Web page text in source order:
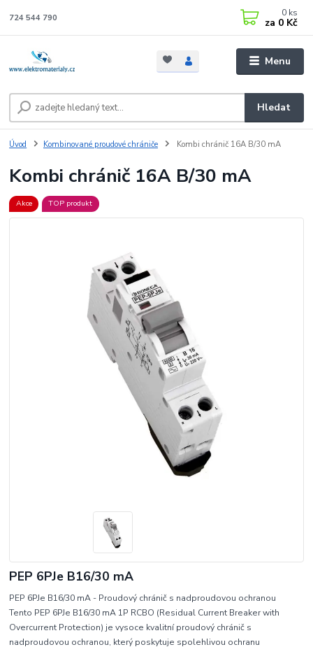
Menu
Hledat
724 544 790 0 ks
za 0 Kč
Úvod Kombinované proudové chrániče Kombi chránič 16A B/30 mA
Kombi chránič 16A B/30 mA
Akce TOP produkt
PEP 6PJe B16/30 mA
PEP 6PJe B16/30 mA - Proudový chránič s nadproudovou ochranou
Tento PEP 6PJe B16/30 mA 1P RCBO (Residual Current Breaker with
Overcurrent Protection) je vysoce kvalitní proudový chránič s
nadproudovou ochranou, který poskytuje spolehlivou ochranu